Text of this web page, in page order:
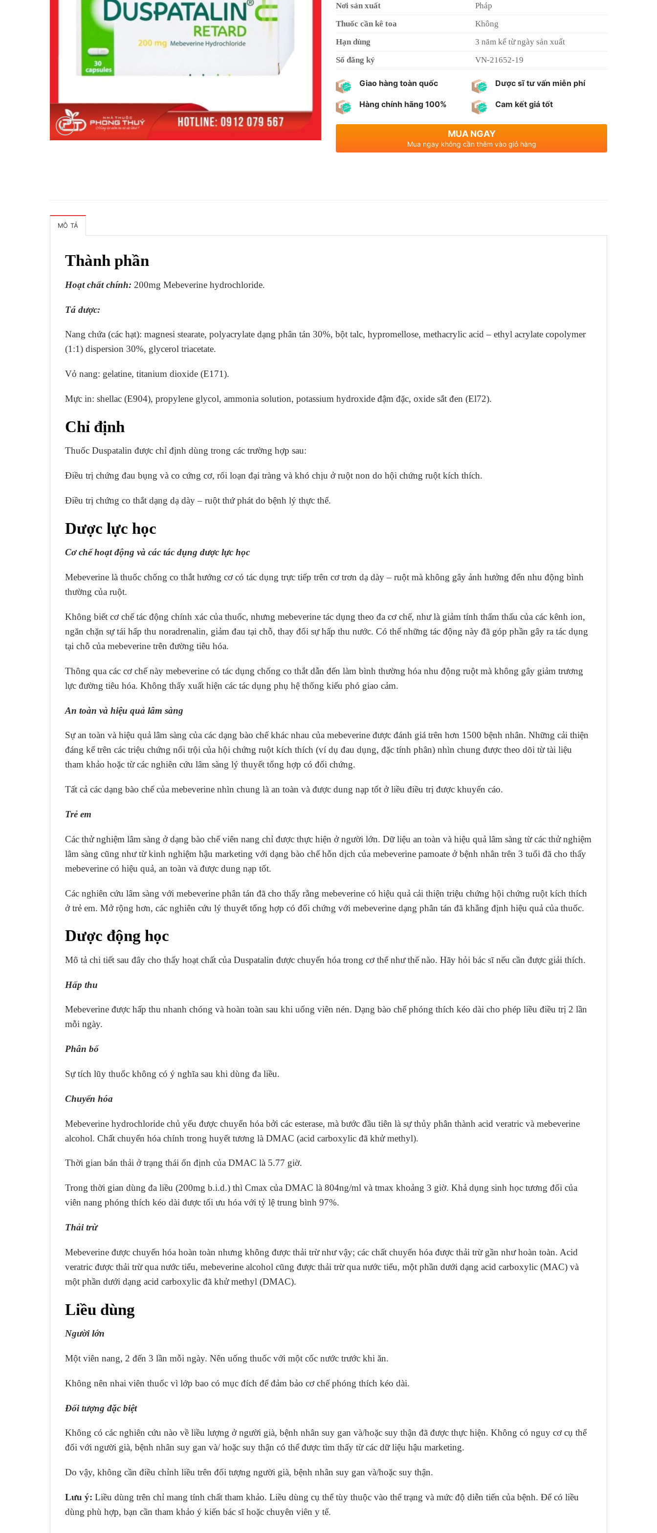
Nơi sản xuất
Pháp
Thuốc cần kê toa
Không
Hạn dùng
3 năm kể từ ngày sản xuất
Số đăng ký
VN-21652-19
Giao hàng toàn quốc
Hàng chính hãng 100%
Dược sĩ tư vấn miễn phí
Cam kết giá tốt
MUA NGAY
Mua ngay không cần thêm vào giỏ hàng
MÔ TẢ
Thành phần
Hoạt chất chính: 200mg Mebeverine hydrochloride.
Tá dược:
Nang chứa (các hạt): magnesi stearate, polyacrylate dạng phân tán 30%, bột talc, hypromellose, methacrylic acid – ethyl acrylate copolymer
(1:1) dispersion 30%, glycerol triacetate.
Vỏ nang: gelatine, titanium dioxide (E171).
Mực in: shellac (E904), propylene glycol, ammonia solution, potassium hydroxide đậm đặc, oxide sắt đen (El72).
Chỉ định
Thuốc Duspatalin được chỉ định dùng trong các trường hợp sau:
Điều trị chứng đau bụng và co cứng cơ, rối loạn đại tràng và khó chịu ở ruột non do hội chứng ruột kích thích.
Điều trị chứng co thắt dạng dạ dày – ruột thứ phát do bệnh lý thực thể.
Dược lực học
Cơ chế hoạt động và các tác dụng dược lực học
Mebeverine là thuốc chống co thắt hướng cơ có tác dụng trực tiếp trên cơ trơn dạ dày – ruột mà không gây ảnh hưởng đến nhu động bình
thường của ruột.
Không biết cơ chế tác động chính xác của thuốc, nhưng mebeverine tác dụng theo đa cơ chế, như là giảm tính thẩm thấu của các kênh ion,
ngăn chặn sự tái hấp thu noradrenalin, giảm đau tại chỗ, thay đổi sự hấp thu nước. Có thể những tác động này đã góp phần gây ra tác dụng
tại chỗ của mebeverine trên đường tiêu hóa.
Thông qua các cơ chế này mebeverine có tác dụng chống co thắt dẫn đến làm bình thường hóa nhu động ruột mà không gây giảm trương
lực đường tiêu hóa. Không thấy xuất hiện các tác dụng phụ hệ thống kiểu phó giao cảm.
An toàn và hiệu quả lâm sàng
Sự an toàn và hiệu quả lâm sàng của các dạng bào chế khác nhau của mebeverine được đánh giá trên hơn 1500 bệnh nhân. Những cải thiện
đáng kể trên các triệu chứng nổi trội của hội chứng ruột kích thích (ví dụ đau dụng, đặc tính phân) nhìn chung được theo dõi từ tài liệu
tham khảo hoặc từ các nghiên cứu lâm sàng lý thuyết tổng hợp có đối chứng.
Tất cả các dạng bào chế của mebeverine nhìn chung là an toàn và được dung nạp tốt ở liều điều trị được khuyến cáo.
Trẻ em
Các thử nghiệm lâm sàng ở dạng bào chế viên nang chỉ được thực hiện ở người lớn. Dữ liệu an toàn và hiệu quả lâm sàng từ các thử nghiệm
lâm sàng cũng như từ kinh nghiệm hậu marketing với dạng bào chế hỗn dịch của mebeverine pamoate ở bệnh nhân trên 3 tuổi đã cho thấy
mebeverine có hiệu quả, an toàn và được dung nạp tốt.
Các nghiên cứu lâm sàng với mebeverine phân tán đã cho thấy rằng mebeverine có hiệu quả cải thiện triệu chứng hội chứng ruột kích thích
ở trẻ em. Mở rộng hơn, các nghiên cứu lý thuyết tổng hợp có đối chứng với mebeverine dạng phân tán đã khẳng định hiệu quả của thuốc.
Dược động học
Mô tả chi tiết sau đây cho thấy hoạt chất của Duspatalin được chuyển hóa trong cơ thể như thế nào. Hãy hỏi bác sĩ nếu cần được giải thích.
Hấp thu
Mebeverine được hấp thu nhanh chóng và hoàn toàn sau khi uống viên nén. Dạng bào chế phóng thích kéo dài cho phép liều điều trị 2 lần
mỗi ngày.
Phân bố
Sự tích lũy thuốc không có ý nghĩa sau khi dùng đa liều.
Chuyển hóa
Mebeverine hydrochloride chủ yếu được chuyển hóa bởi các esterase, mà bước đầu tiên là sự thủy phân thành acid veratric và mebeverine
alcohol. Chất chuyển hóa chính trong huyết tương là DMAC (acid carboxylic đã khử methyl).
Thời gian bán thải ở trạng thái ổn định của DMAC là 5.77 giờ.
Trong thời gian dùng đa liều (200mg b.i.d.) thì Cmax của DMAC là 804ng/ml và tmax khoảng 3 giờ. Khả dụng sinh học tương đối của
viên nang phóng thích kéo dài được tối ưu hóa với tỷ lệ trung bình 97%.
Thải trừ
Mebeverine được chuyển hóa hoàn toàn nhưng không được thải trừ như vậy; các chất chuyển hóa được thải trừ gần như hoàn toàn. Acid
veratric được thải trừ qua nước tiểu, mebeverine alcohol cũng được thải trừ qua nước tiểu, một phần dưới dạng acid carboxylic (MAC) và
một phần dưới dạng acid carboxylic đã khử methyl (DMAC).
Liều dùng
Người lớn
Một viên nang, 2 đến 3 lần mỗi ngày. Nên uống thuốc với một cốc nước trước khi ăn.
Không nên nhai viên thuốc vì lớp bao có mục đích để đảm bảo cơ chế phóng thích kéo dài.
Đối tượng đặc biệt
Không có các nghiên cứu nào về liều lượng ở người già, bệnh nhân suy gan và/hoặc suy thận đã được thực hiện. Không có nguy cơ cụ thể
đối với người già, bệnh nhân suy gan và/ hoặc suy thận có thể được tìm thấy từ các dữ liệu hậu marketing.
Do vậy, không cần điều chỉnh liều trên đối tượng người già, bệnh nhân suy gan và/hoặc suy thận.
Lưu ý: Liều dùng trên chỉ mang tính chất tham khảo. Liều dùng cụ thể tùy thuộc vào thể trạng và mức độ diễn tiến của bệnh. Để có liều
dùng phù hợp, bạn cần tham khảo ý kiến bác sĩ hoặc chuyên viên y tế.